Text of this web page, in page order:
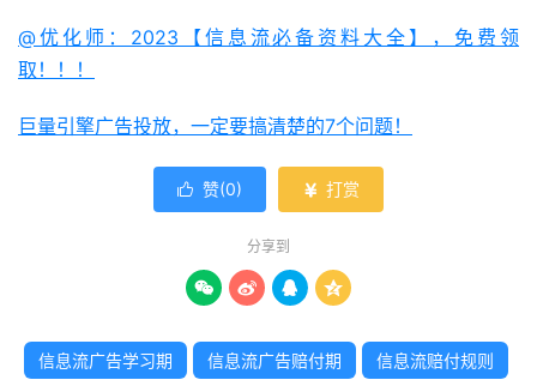
@优化师：2023【信息流必备资料大全】，免费领
取！！！
巨量引擎广告投放，一定要搞清楚的7个问题！
 赞(0)  打赏
分享到
   
信息流广告学习期 信息流广告赔付期 信息流赔付规则